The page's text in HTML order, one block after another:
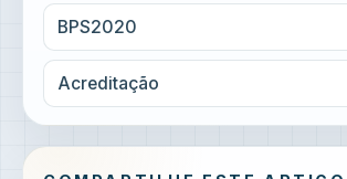
BPS2020
Acreditação